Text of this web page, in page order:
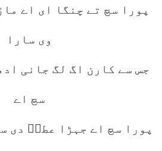
پورا سچ تے چنگا ای اے
وی سارا
جس سے کارن اگ لگ جانی
سچ اے
پورا سچ اے جہڑا عطاؔ دی